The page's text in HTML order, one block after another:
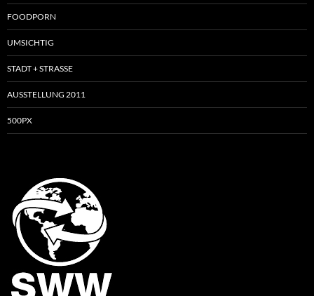
FOODPORN
UMSICHTIG
STADT + STRASSE
AUSSTELLUNG 2011
500PX